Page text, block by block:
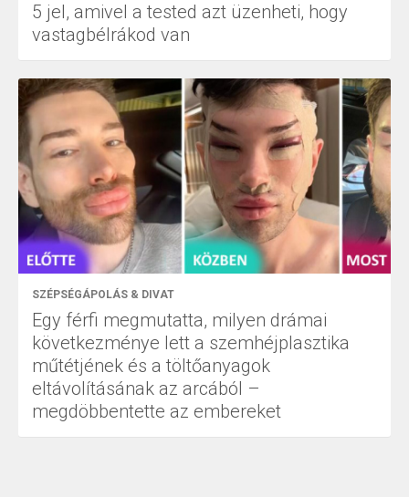
5 jel, amivel a tested azt üzenheti, hogy
vastagbélrákod van
SZÉPSÉGÁPOLÁS & DIVAT
Egy férfi megmutatta, milyen drámai
következménye lett a szemhéjplasztika
műtétjének és a töltőanyagok
eltávolításának az arcából –
megdöbbentette az embereket